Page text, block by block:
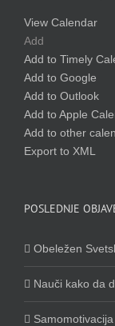
View Calendar
Add
Add to Timely
Add to Google
Add to Outlook
Add to Apple
Add to other
Export to XML
POSLEDNJE
Obeležen
Nauči kako da